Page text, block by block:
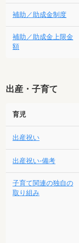
補助／助成金制度
補助／助成金上限金
額
出産・子育て
育児
出産祝い
出産祝い-備考
子育て関連の独自の
取り組み